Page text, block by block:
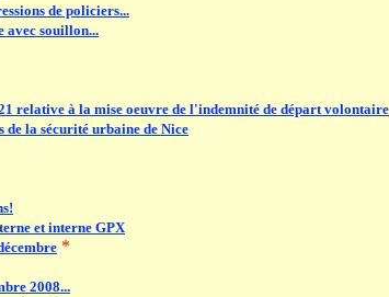
de policiers...
avec souillon...
relative à la mise oeuvre de l'indemnité de départ volontaire
de la sécurité urbaine de Nice
et interne GPX
*
2008...